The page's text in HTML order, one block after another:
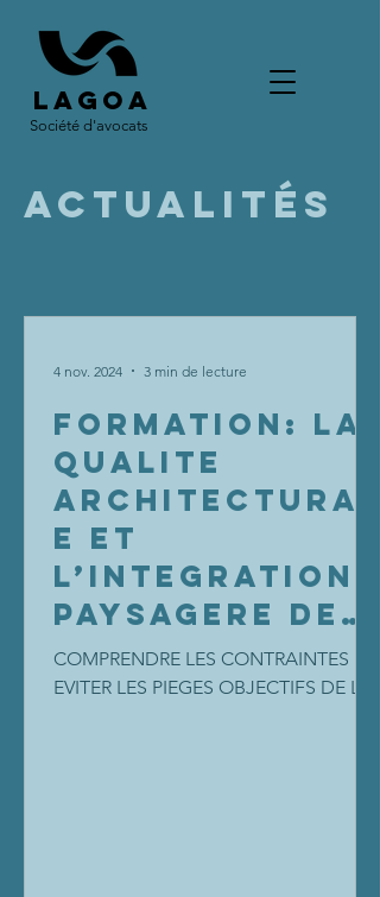
LAGOA
Société d'avocats
ACTUALITÉs
FORMATION: LA
QUALITE
ARCHITECTURAL
E ET
L’INTEGRATION
PAYSAGERE DES
CONSTRUCTION
S EN DROIT DE
COMPRENDRE LES CONTRAINTES ET
EVITER LES PIEGES OBJECTIFS DE LA
4 nov. 2024 3 min de lecture